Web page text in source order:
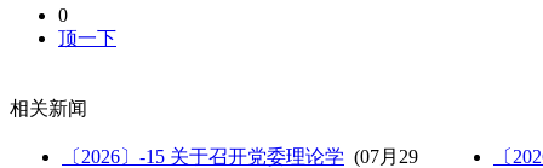
0
顶一下
相关新闻
〔2026〕-15 关于召开党委理论学 (07月29
〔